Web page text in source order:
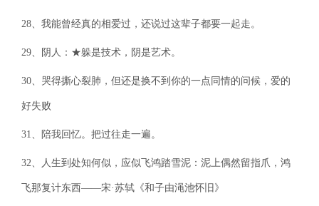
28、我能曾经真的相爱过，还说过这辈子都要一起走。
29、阴人：★躲是技术，阴是艺术。
30、哭得撕心裂肺，但还是换不到你的一点同情的问候，爱的
好失败
31、陪我回忆。把过往走一遍。
32、人生到处知何似，应似飞鸿踏雪泥：泥上偶然留指爪，鸿
飞那复计东西——宋·苏轼《和子由渑池怀旧》